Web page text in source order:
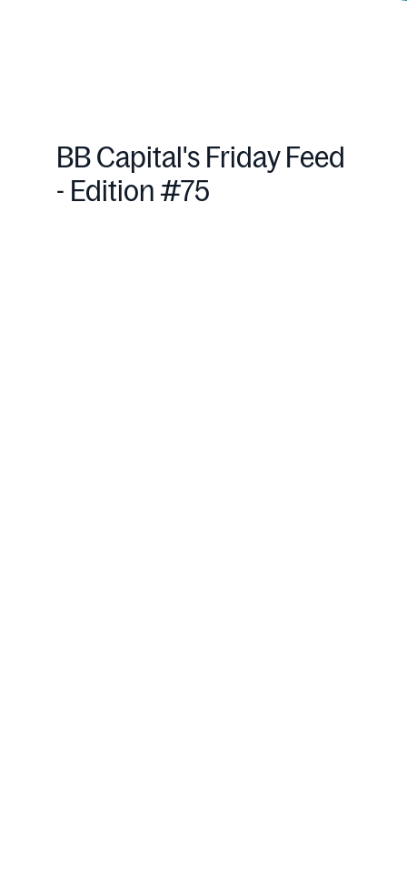
BB Capital's Friday Feed
- Edition #75